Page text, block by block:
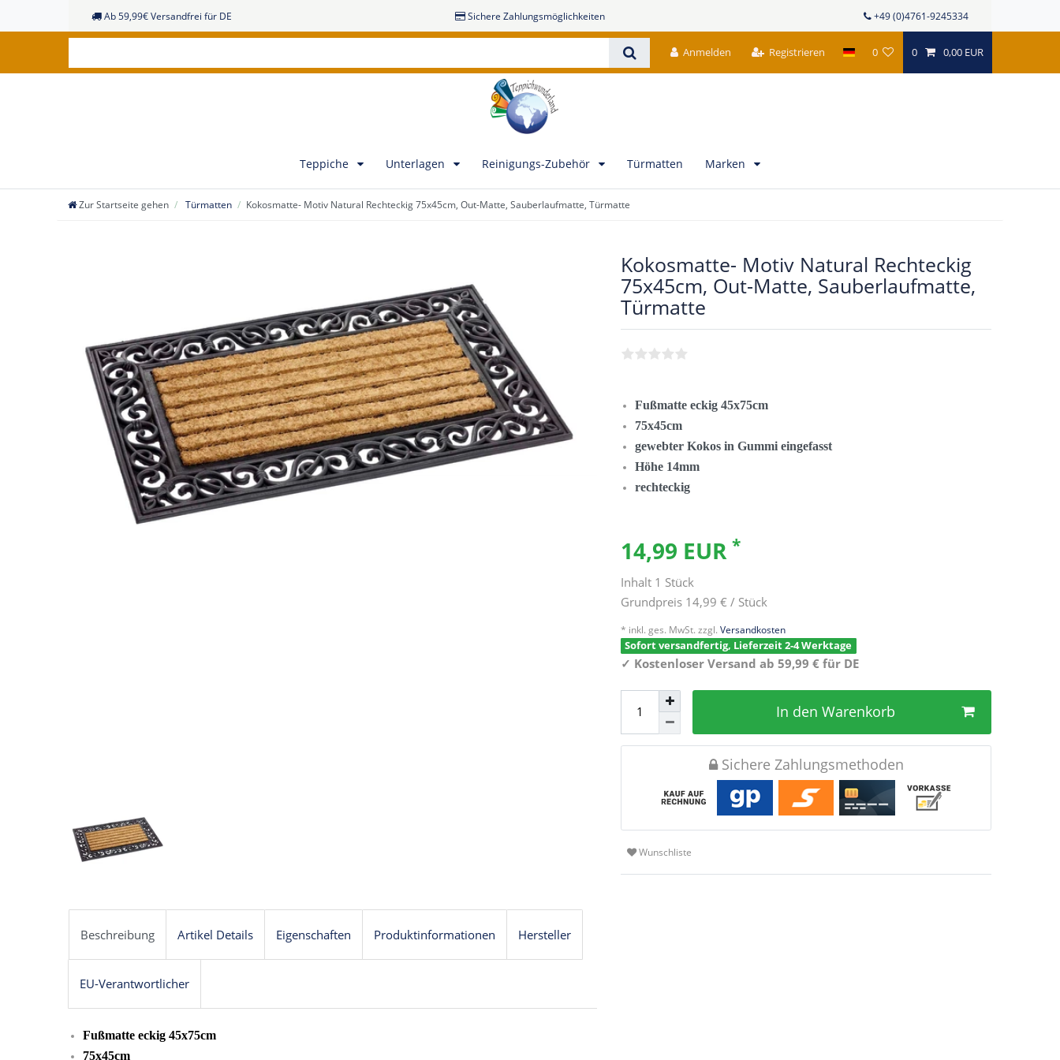
Ab 59,99€ Versandfrei für DE Sichere Zahlungsmöglichkeiten +49 (0)4761-9245334
Anmelden Registrieren 0 0 0,00 EUR
Teppiche Unterlagen Reinigungs-Zubehör Türmatten Marken
Zur Startseite gehen Türmatten Kokosmatte- Motiv Natural Rechteckig 75x45cm, Out-Matte, Sauberlaufmatte, Türmatte
Kokosmatte- Motiv Natural Rechteckig
75x45cm, Out-Matte, Sauberlaufmatte,
Türmatte
Fußmatte eckig 45x75cm
75x45cm
gewebter Kokos in Gummi eingefasst
Höhe 14mm
rechteckig
14,99 EUR *
Inhalt 1 Stück
Grundpreis 14,99 € / Stück
* inkl. ges. MwSt. zzgl. Versandkosten
Sofort versandfertig, Lieferzeit 2-4 Werktage
✓ Kostenloser Versand ab 59,99 € für DE
In den Warenkorb
Sichere Zahlungsmethoden
Wunschliste
Beschreibung Artikel Details Eigenschaften Produktinformationen Hersteller
EU-Verantwortlicher
Fußmatte eckig 45x75cm
75x45cm